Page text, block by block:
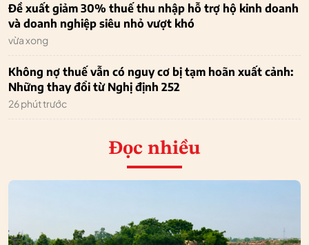
Đề xuất giảm 30% thuế thu nhập hỗ trợ hộ kinh doanh
và doanh nghiệp siêu nhỏ vượt khó
vừa xong
Không nợ thuế vẫn có nguy cơ bị tạm hoãn xuất cảnh:
Những thay đổi từ Nghị định 252
26 phút trước
Đọc nhiều